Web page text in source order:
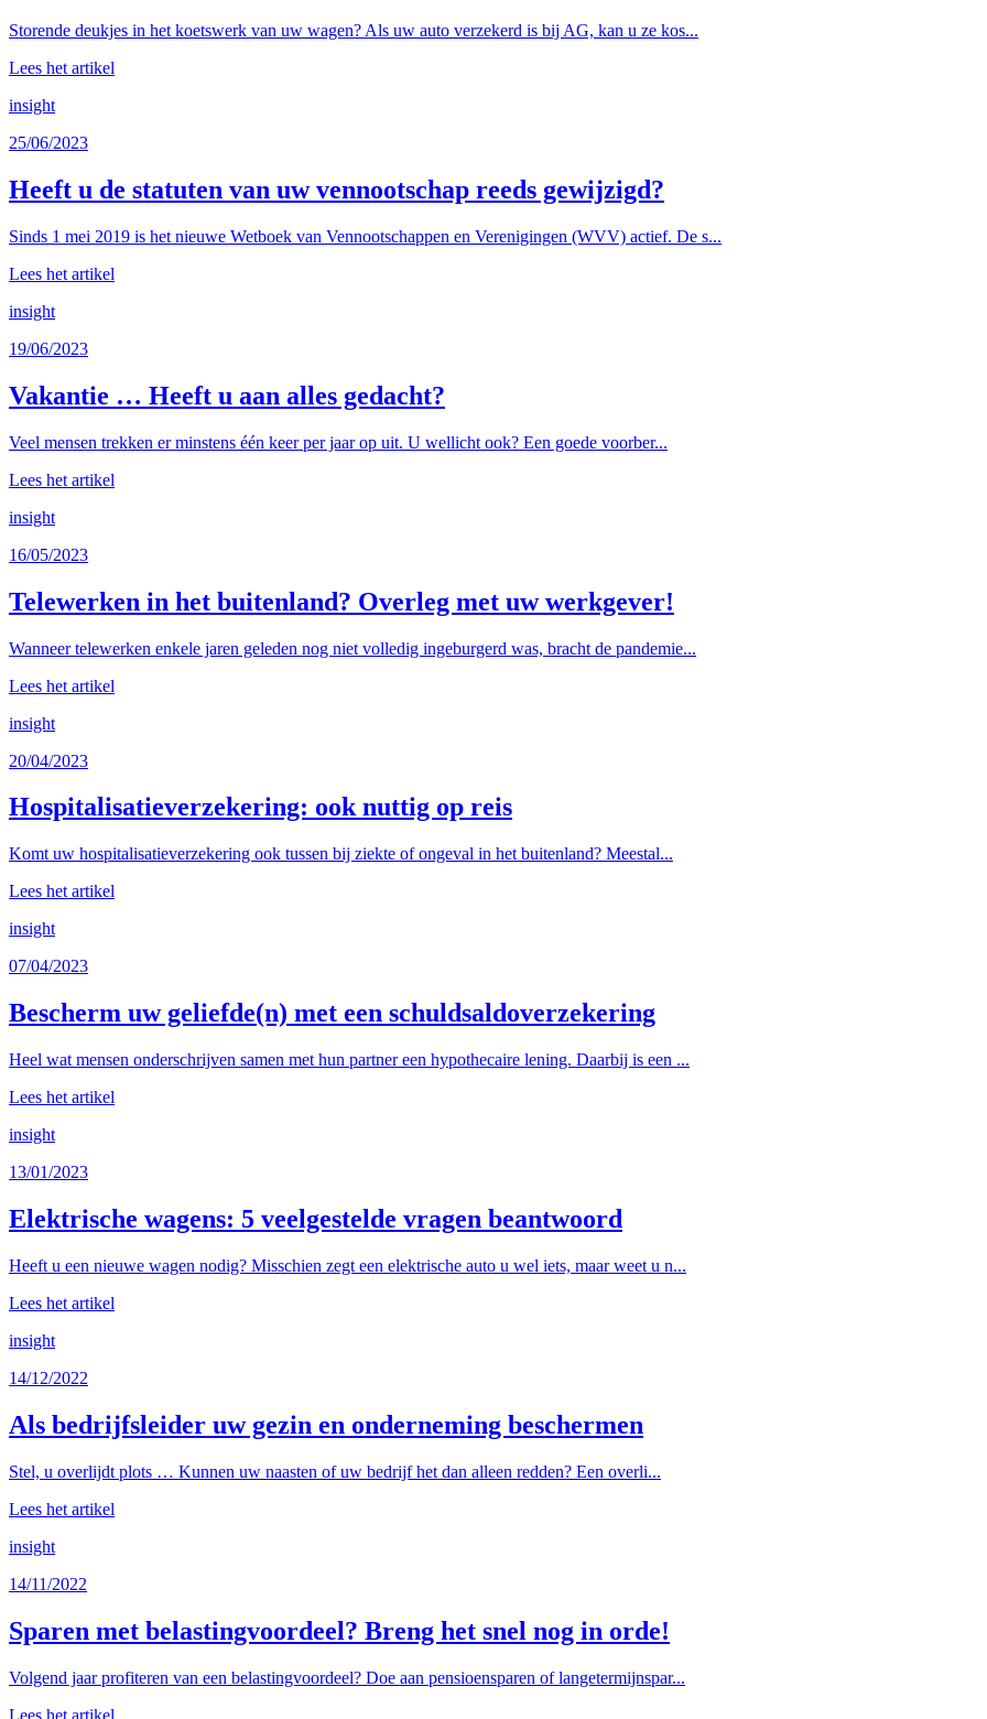
Storende deukjes in het koetswerk van uw wagen? Als uw auto verzekerd is bij AG, kan u ze kos...
Lees het artikel
insight
25/06/2023
Heeft u de statuten van uw vennootschap reeds gewijzigd?
Sinds 1 mei 2019 is het nieuwe Wetboek van Vennootschappen en Verenigingen (WVV) actief. De s...
Lees het artikel
insight
19/06/2023
Vakantie … Heeft u aan alles gedacht?
Veel mensen trekken er minstens één keer per jaar op uit. U wellicht ook? Een goede voorber...
Lees het artikel
insight
16/05/2023
Telewerken in het buitenland? Overleg met uw werkgever!
Wanneer telewerken enkele jaren geleden nog niet volledig ingeburgerd was, bracht de pandemie...
Lees het artikel
insight
20/04/2023
Hospitalisatieverzekering: ook nuttig op reis
Komt uw hospitalisatieverzekering ook tussen bij ziekte of ongeval in het buitenland? Meestal...
Lees het artikel
insight
07/04/2023
Bescherm uw geliefde(n) met een schuldsaldoverzekering
Heel wat mensen onderschrijven samen met hun partner een hypothecaire lening. Daarbij is een ...
Lees het artikel
insight
13/01/2023
Elektrische wagens: 5 veelgestelde vragen beantwoord
Heeft u een nieuwe wagen nodig? Misschien zegt een elektrische auto u wel iets, maar weet u n...
Lees het artikel
insight
14/12/2022
Als bedrijfsleider uw gezin en onderneming beschermen
Stel, u overlijdt plots … Kunnen uw naasten of uw bedrijf het dan alleen redden? Een overli...
Lees het artikel
insight
14/11/2022
Sparen met belastingvoordeel? Breng het snel nog in orde!
Volgend jaar profiteren van een belastingvoordeel? Doe aan pensioensparen of langetermijnspar...
Lees het artikel